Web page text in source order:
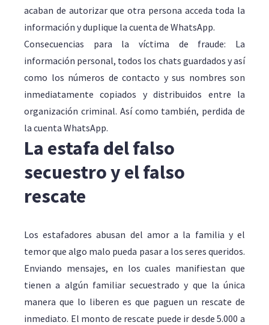
acaban de autorizar que otra persona acceda toda la
información y duplique la cuenta de WhatsApp.
Consecuencias para la víctima de fraude: La
información personal, todos los chats guardados y así
como los números de contacto y sus nombres son
inmediatamente copiados y distribuidos entre la
organización criminal. Así como también, perdida de
la cuenta WhatsApp.
La estafa del falso
secuestro y el falso
rescate
Los estafadores abusan del amor a la familia y el
temor que algo malo pueda pasar a los seres queridos.
Enviando mensajes, en los cuales manifiestan que
tienen a algún familiar secuestrado y que la única
manera que lo liberen es que paguen un rescate de
inmediato. El monto de rescate puede ir desde 5.000 a